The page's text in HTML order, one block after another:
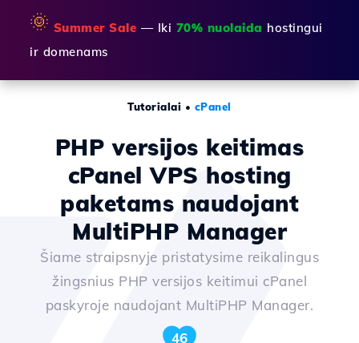
🌞 Summer Sale — Iki 70% nuolaida hostingui
ir domenams
Tutorialai • cPanel
PHP versijos keitimas
cPanel VPS hosting
paketams naudojant
MultiPHP Manager
Šiame straipsnyje pristatysime reikalingus
žingsnius PHP versijos keitimui cPanel
paskyroje naudojant MultiPHP Manager.
46